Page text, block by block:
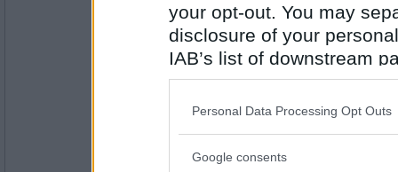
your opt-out. You may
disclosure of your
IAB’s list of downstream
also be disclosed by us
Downstream Participants
Please note that this
Personal Data Processing Opt Outs
Google consents
Antal inlägg:
2654
Milkman73